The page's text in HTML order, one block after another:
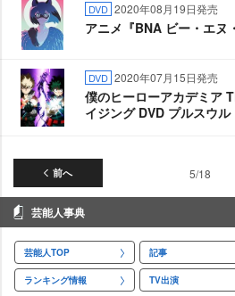
DVD 2020年08月19日発売
アニメ『BNA ビー・エヌ
DVD 2020年07月15日発売
僕のヒーローアカデミア
イジング DVD プルスウル
前へ 5/18
芸能人事典
芸能人TOP 記事
ランキング情報 TV出演